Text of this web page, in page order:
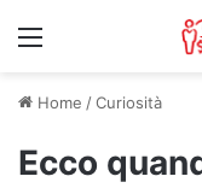
Menu
Home /Curiosità
Ecco